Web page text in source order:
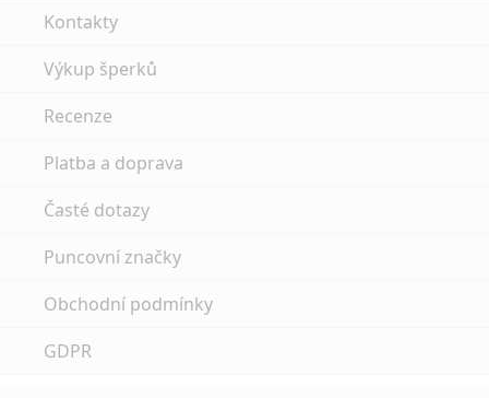
Kontakty
Výkup šperků
Recenze
Platba a doprava
Časté dotazy
Puncovní značky
Obchodní podmínky
GDPR